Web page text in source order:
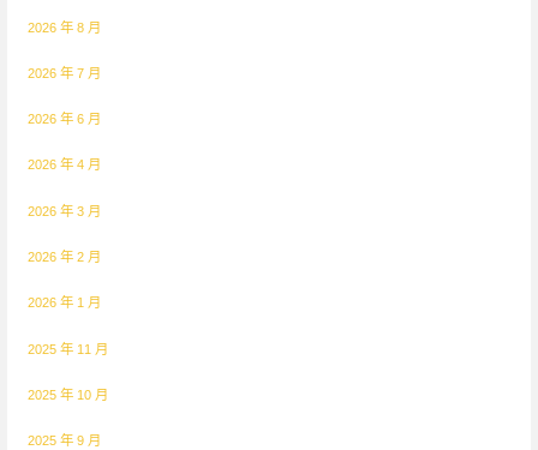
2026 年 8 月
2026 年 7 月
2026 年 6 月
2026 年 4 月
2026 年 3 月
2026 年 2 月
2026 年 1 月
2025 年 11 月
2025 年 10 月
2025 年 9 月